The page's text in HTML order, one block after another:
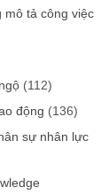
mô tả công việc
(112)
động (136)
sự nhân lực